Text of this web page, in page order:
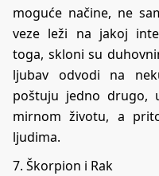
moguće načine, ne
veze leži na jakoj
toga, skloni su
ljubav odvodi na
poštuju jedno drugo,
mirnom životu, a
ljudima.
7. Škorpion i Rak